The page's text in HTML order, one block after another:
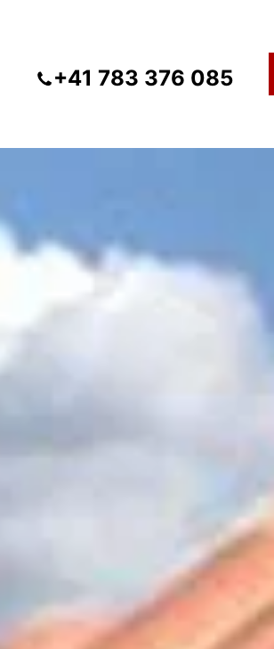
+41 783 376 085